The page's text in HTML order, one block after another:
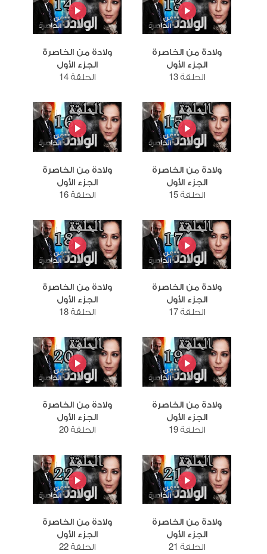
ولادة من الخاصرة
الجزء الأول
الحلقة 13
ولادة من الخاصرة
الجزء الأول
الحلقة 14
ولادة من الخاصرة
الجزء الأول
الحلقة 15
ولادة من الخاصرة
الجزء الأول
الحلقة 16
ولادة من الخاصرة
الجزء الأول
الحلقة 17
ولادة من الخاصرة
الجزء الأول
الحلقة 18
ولادة من الخاصرة
الجزء الأول
الحلقة 19
ولادة من الخاصرة
الجزء الأول
الحلقة 20
ولادة من الخاصرة
الجزء الأول
الحلقة 21
ولادة من الخاصرة
الجزء الأول
الحلقة 22